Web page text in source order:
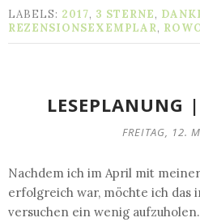
LABELS: 2017, 3 STERNE,
REZENSIONSEXEMPLAR,
LESEPLANUNG
FREITAG, 12.
Nachdem ich im April mit
erfolgreich war, möchte ich das
versuchen ein wenig